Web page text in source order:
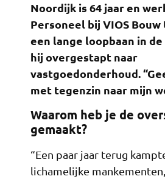
Noordijk is 64 jaar en
Personeel bij VIOS
een lange loopbaan in
hij overgestapt naar
vastgoedonderhoud.
met tegenzin naar mijn
Waarom heb je de
gemaakt?
“Een paar jaar terug
lichamelijke